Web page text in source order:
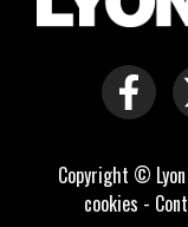
Copyright ©
cookies -